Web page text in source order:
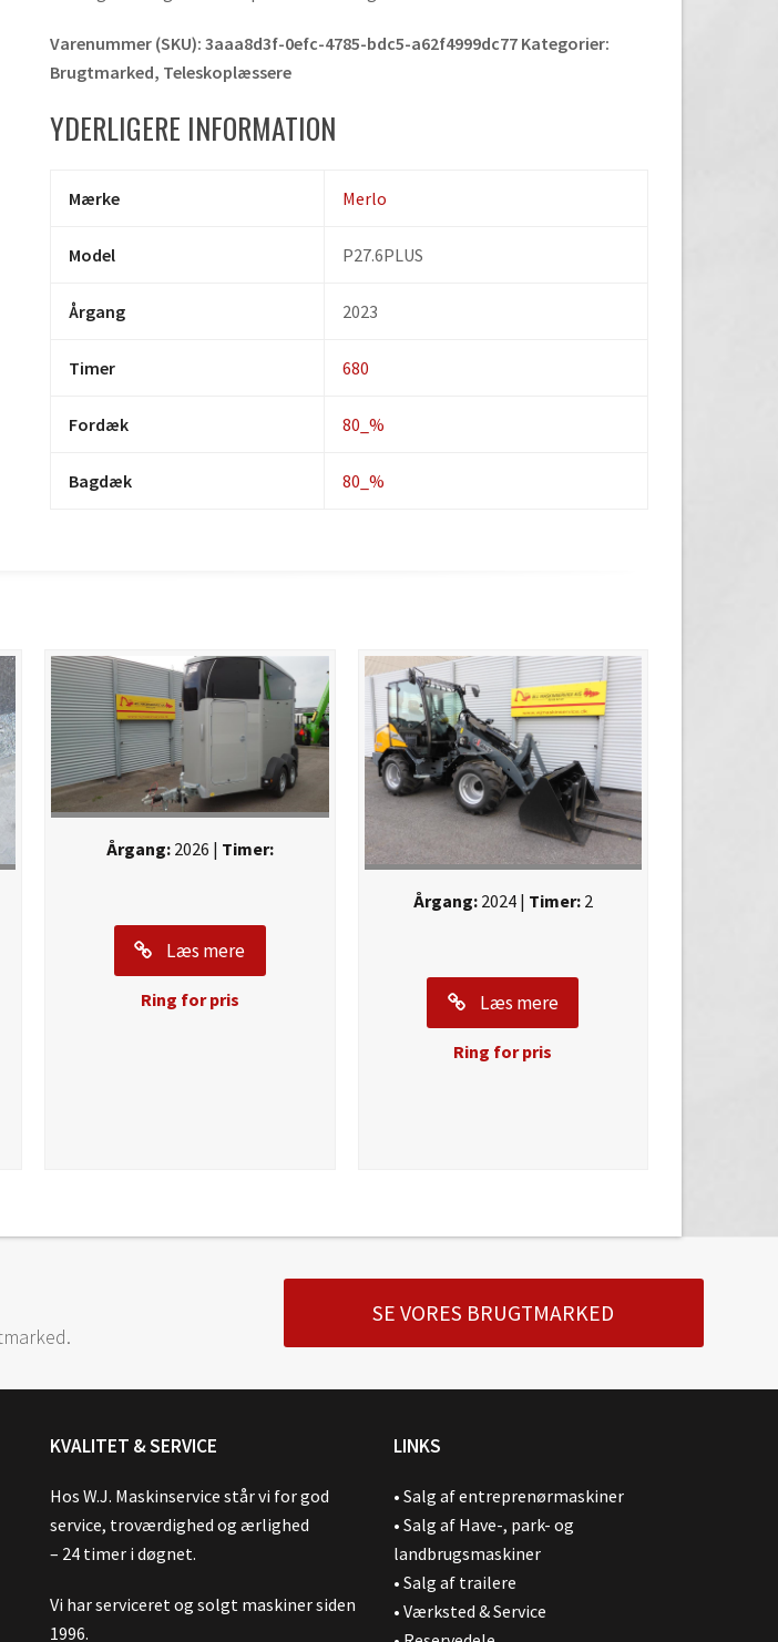
Varenummer (SKU): 3aaa8d3f-0efc-4785-bdc5-a62f4999dc77 Kategorier:
Brugtmarked, Teleskoplæssere
YDERLIGERE INFORMATION
Mærke Merlo
Model P27.6PLUS
Årgang 2023
Timer 680
Fordæk 80_%
Bagdæk 80_%
Årgang:2026 | Timer:
Læs mere
Ring for pris
Årgang:2024 | Timer:2
Læs mere
Ring for pris
SE VORES BRUGTMARKED
KVALITET & SERVICE
Hos W.J. Maskinservice står vi for god
service, troværdighed og ærlighed
– 24 timer i døgnet.
Vi har serviceret og solgt maskiner siden
1996.
LINKS
• Salg af entreprenørmaskiner
• Salg af Have-, park- og
landbrugsmaskiner
• Salg af trailere
• Værksted & Service